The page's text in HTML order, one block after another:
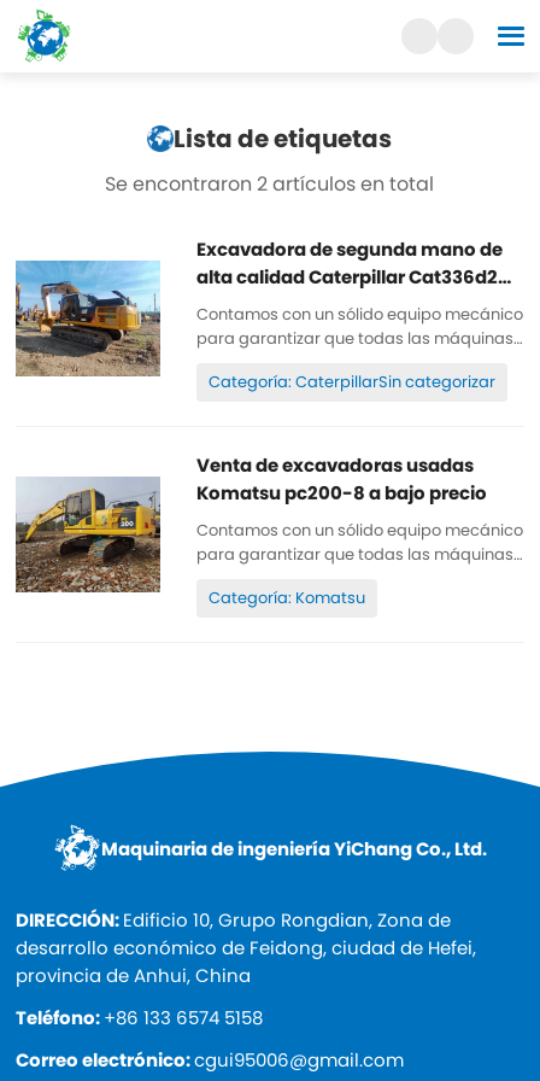
Lista de etiquetas
Se encontraron 2 artículos en total
Excavadora de segunda mano de
alta calidad Caterpillar Cat336d2
en stock
Contamos con un sólido equipo mecánico
para garantizar que todas las máquinas
calidad y originales 100%. Todas las
de trabajo reducidas, pintura original,
baratas y de alta calidad. Repuestos...
Categoría: CaterpillarSin categorizar
Venta de excavadoras usadas
Komatsu pc200-8 a bajo precio
Contamos con un sólido equipo mecánico
para garantizar que todas las máquinas
calidad y originales 100%. Todas las
Categoría: Komatsu
Maquinaria de ingeniería YiChang Co., Ltd.
DIRECCIÓN:Edificio 10, Grupo Rongdian, Zona de
desarrollo económico de Feidong, ciudad de Hefei,
provincia de Anhui, China
Teléfono:+86 133 6574 5158
Correo electrónico:cgui95006@gmail.com